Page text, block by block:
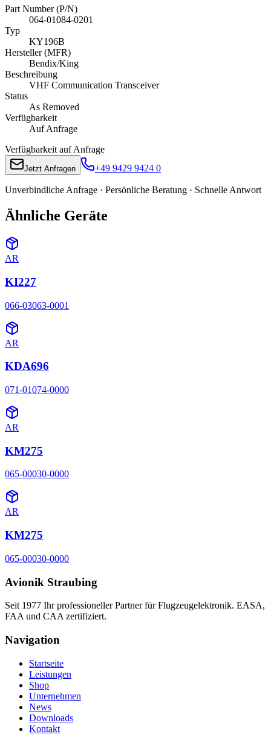
Part Number (P/N)
064-01084-0201
Typ
KY196B
Hersteller (MFR)
Bendix/King
Beschreibung
VHF Communication Transceiver
Status
As Removed
Verfügbarkeit
Auf Anfrage
Verfügbarkeit auf Anfrage
Jetzt Anfragen +49 9429 9424 0
Unverbindliche Anfrage · Persönliche Beratung · Schnelle Antwort
Ähnliche Geräte
AR
KI227
066-03063-0001
AR
KDA696
071-01074-0000
AR
KM275
065-00030-0000
AR
KM275
065-00030-0000
Avionik Straubing
Seit 1977 Ihr professioneller Partner für Flugzeugelektronik. EASA,
FAA und CAA zertifiziert.
Navigation
Startseite
Leistungen
Shop
Unternehmen
News
Downloads
Kontakt